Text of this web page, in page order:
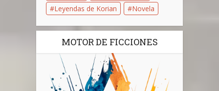
Leyendas de Korian
Novela
MOTOR DE FICCIONES